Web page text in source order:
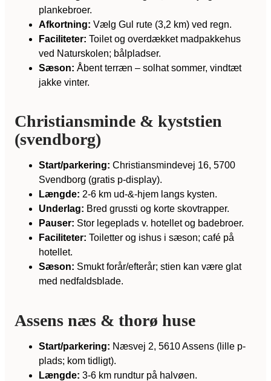
plankebroer.
Afkortning: Vælg Gul rute (3,2 km) ved regn.
Faciliteter: Toilet og overdækket madpakkehus
ved Naturskolen; bålpladser.
Sæson: Åbent terræn – solhat sommer, vindtæt
jakke vinter.
Christiansminde & kyststien
(svendborg)
Start/parkering: Christiansmindevej 16, 5700
Svendborg (gratis p-display).
Længde: 2-6 km ud-&-hjem langs kysten.
Underlag: Bred grussti og korte skovtrapper.
Pauser: Stor legeplads v. hotellet og badebroer.
Faciliteter: Toiletter og ishus i sæson; café på
hotellet.
Sæson: Smukt forår/efterår; stien kan være glat
med nedfaldsblade.
Assens næs & thorø huse
Start/parkering: Næsvej 2, 5610 Assens (lille p-
plads; kom tidligt).
Længde: 3-6 km rundtur på halvøen.